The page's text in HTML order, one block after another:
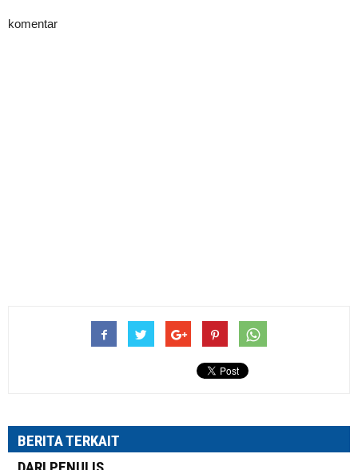
komentar
BERITA TERKAIT